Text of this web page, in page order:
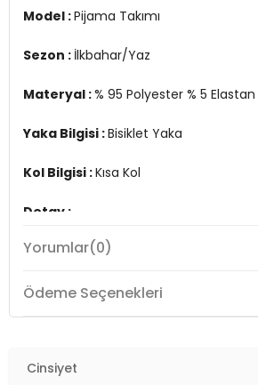
Manken Ölçüsü :
Boy : 1.76 cm / Göğüs :
Basen : 89 cm / Beden : S
Üretim Yeri :Türkiye
Model :Pijama Takımı
Sezon : İlkbahar/Yaz
Materyal :% 95 Polyester % 5 Elastan
Yaka Bilgisi :Bisiklet Yaka
Kol Bilgisi :Kısa Kol
Detay :
-Elastik bantlı bel
Manken Ölçüsü :Boy : 1.76 cm /
2DE6097605.389
Yorumlar(0)
Ödeme Seçenekleri
Cinsiyet